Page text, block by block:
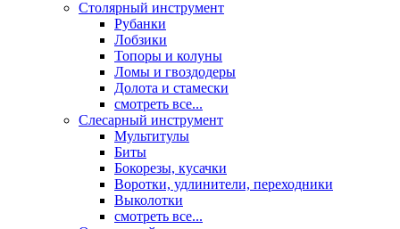
Столярный инструмент
Рубанки
Лобзики
Топоры и колуны
Ломы и гвоздодеры
Долота и стамески
смотреть все...
Слесарный инструмент
Мультитулы
Биты
Бокорезы, кусачки
Воротки, удлинители, переходники
Выколотки
смотреть все...